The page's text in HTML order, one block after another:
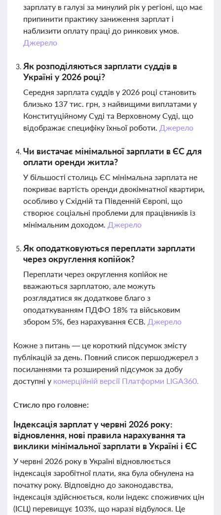
зарплату в галузі за минулий рік у регіоні, що має
припинити практику заниження зарплат і
наблизити оплату праці до ринкових умов.
Джерело
Як розподіляються зарплати суддів в
Україні у 2026 році?
Середня зарплата суддів у 2026 році становить
близько 137 тис. грн, з найвищими виплатами у
Конституційному Суді та Верховному Суді, що
відображає специфіку їхньої роботи. Джерело
Чи вистачає мінімальної зарплати в ЄС для
оплати оренди житла?
У більшості столиць ЄС мінімальна зарплата не
покриває вартість оренди двокімнатної квартири,
особливо у Східній та Південній Європі, що
створює соціальні проблеми для працівників із
мінімальним доходом. Джерело
Як оподатковуються переплати зарплати
через округлення копійок?
Переплати через округлення копійок не
вважаються зарплатою, але можуть
розглядатися як додаткове благо з
оподаткуванням ПДФО 18% та військовим
збором 5%, без нарахування ЄСВ. Джерело
Кожне з питань — це короткий підсумок змісту
публікацій за день. Повний список першоджерел з
посиланнями та розширений підсумок за добу
доступні у комерційній версії Платформи LIGA360.
Стисло про головне:
Індексація зарплат у червні 2026 року:
відновлення, нові правила нарахування та
виклики мінімальної зарплати в Україні і ЄС
У червні 2026 року в Україні відновлюється
індексація заробітної плати, яка була обнулена на
початку року. Відповідно до законодавства,
індексація здійснюється, коли індекс споживчих цін
(ІСЦ) перевищує 103%, що наразі відбулося. Це